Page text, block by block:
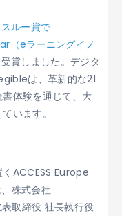
ルー賞で
eラーニングイノ
賞しました。デジタ
は、革新的な21
体験を通じて、大
います。
くACCESS Europe
株式会社
取締役 社長執行役